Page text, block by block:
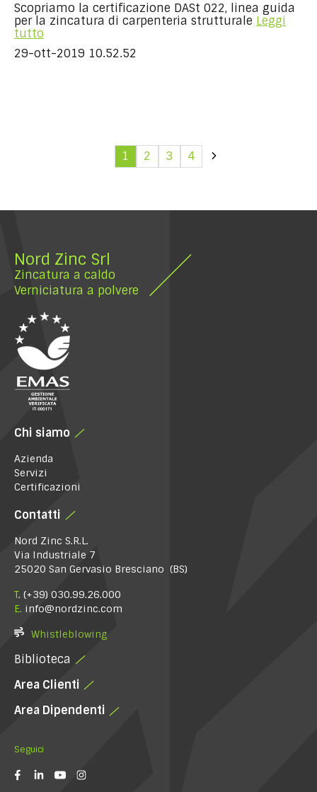
Scopriamo la certificazione DASt 022, linea guida
per la zincatura di carpenteria strutturale Leggi
tutto
29-ott-2019 10.52.52
1 2 3 4
Nord Zinc Srl
Zincatura a caldo
Verniciatura a polvere
Chi siamo
Azienda
Servizi
Certificazioni
Contatti
Nord Zinc S.R.L.
Via Industriale 7
25020 San Gervasio Bresciano (BS)
T. (+39) 030.99.26.000
E. info@nordzinc.com
Whistleblowing
Biblioteca
Area Clienti
Area Dipendenti
Seguici
(si
apre
(si
(si
(si